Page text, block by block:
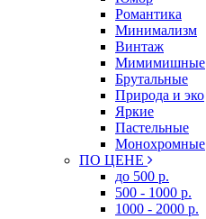
Романтика
Минимализм
Винтаж
Мимимишные
Брутальные
Природа и эко
Яркие
Пастельные
Монохромные
ПО ЦЕНЕ
до 500 р.
500 - 1000 р.
1000 - 2000 р.